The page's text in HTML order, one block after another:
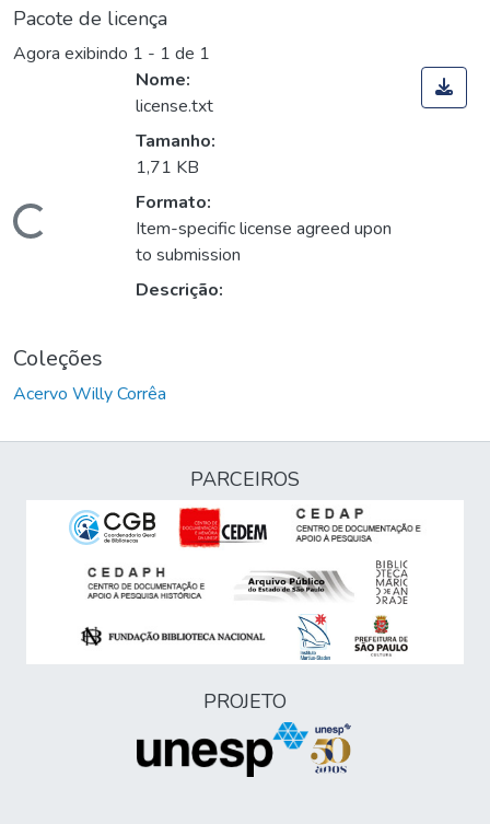
Pacote de licença
Agora exibindo 1 - 1 de 1
Carregando...
Nome:
license.txt
Tamanho:
1,71 KB
Formato:
Item-specific license agreed upon
to submission
Descrição:
Coleções
Acervo Willy Corrêa
PARCEIROS
PROJETO